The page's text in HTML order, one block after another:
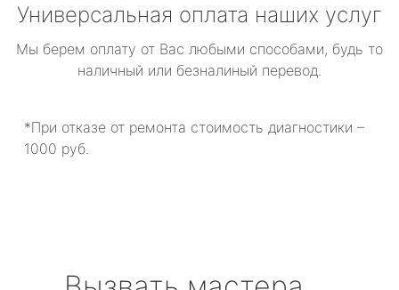
Универсальная оплата наших услуг
Мы берем оплату от Вас любыми способами, будь то
наличный или безналиный перевод.
*При отказе от ремонта стоимость диагностики –
1000 руб.